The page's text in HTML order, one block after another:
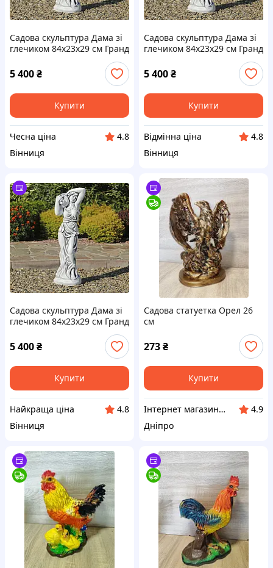
Садова скульптура Дама зі
глечиком 84х23х29 см Гранд
Презент ССП00884 Сірий
5 400₴
Купити
Чесна ціна
4.8
Вінниця
Садова скульптура Дама зі
глечиком 84х23х29 см Гранд
Презент ССП00884 Сірий
5 400₴
Купити
Відмінна ціна
4.8
Вінниця
Садова скульптура Дама зі
глечиком 84х23х29 см Гранд
Презент ССП00884 Сірий
5 400₴
Купити
Найкраща ціна
4.8
Вінниця
Садова статуетка Орел 26
см
273₴
Купити
Інтернет магазин "Затишок без кордонів"
4.9
Дніпро